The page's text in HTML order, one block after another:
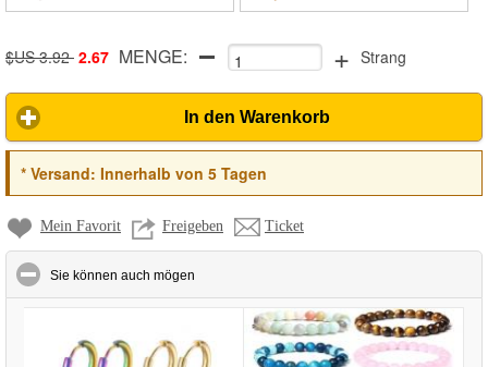
$US 3.92 2.67 MENGE: + Strang
In den Warenkorb
*Versand: Innerhalb von 5 Tagen
Mein Favorit Freigeben Ticket
Sie können auch mögen